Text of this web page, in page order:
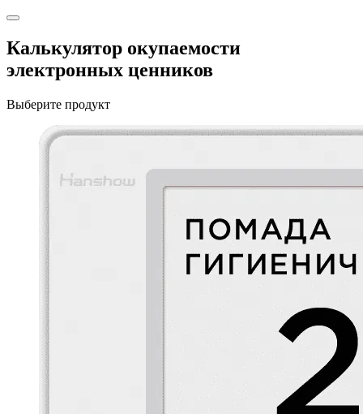
Калькулятор окупаемости
электронных ценников
Выберите продукт